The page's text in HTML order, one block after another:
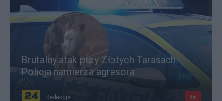
Brutalny atak przy Złotych Tarasach.
Policja namierza agresora
Redakcja 86